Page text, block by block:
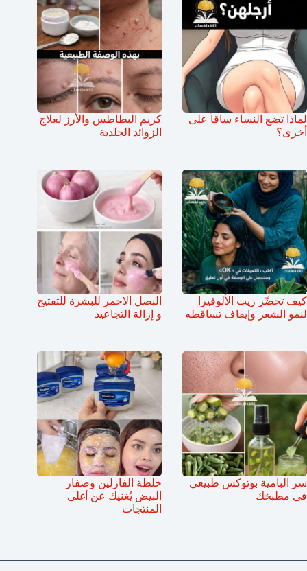
لماذا تضع النساء ساقاً على
أخرى؟
كريم البطاطس والأرز لعلاج
الزوائد الجلدية
كيف تحضّر زيت الألوفيرا
لنمو الشعر وإيقاف تساقطه
البصل الاحمر للبشرة للتفتيح
و إزالة التجاعيد
سر البامية بوتوكس طبيعي
في مطبخك
خلطة الفازلين وصفار
البيض يُغنيك عن أغلى
المنتجات